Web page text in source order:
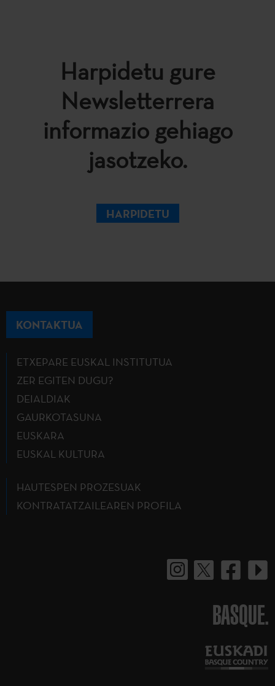
Harpidetu gure
Newsletterrera
informazio gehiago
jasotzeko.
HARPIDETU
KONTAKTUA
ETXEPARE EUSKAL INSTITUTUA
ZER EGITEN DUGU?
DEIALDIAK
GAURKOTASUNA
EUSKARA
EUSKAL KULTURA
HAUTESPEN PROZESUAK
KONTRATATZAILEAREN PROFILA
BASQUE.